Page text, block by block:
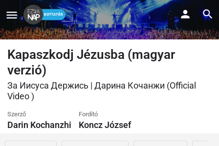
Kapaszkodj Jézusba (magyar
verzió)
За Иисуса Держись | Дарина Кочанжи (Official
Video )
Szerző
Darin Kochanzhi
Fordító
Koncz József